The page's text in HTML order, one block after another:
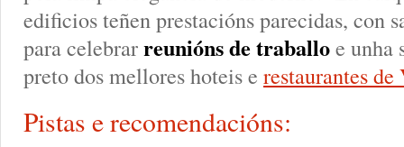
edificios teñen prestacións parecidas, con
para celebrarreunións de traballoe unha
preto dos mellores hoteis e restaurantes
Pistas e recomendacións: